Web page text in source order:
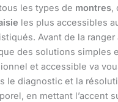
les types de montres,
les plus accessibles
Avant de la ranger
des solutions simples
et accessible va
le diagnostic et la
en mettant l’accent